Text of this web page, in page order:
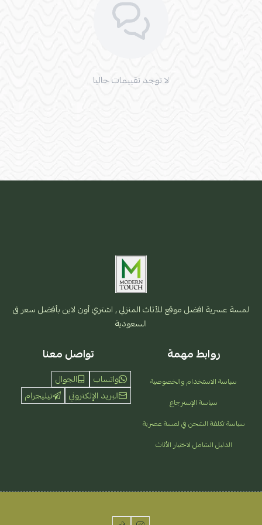
لا توجد تقييمات حاليا
لمسة عسرية افضل موقع للأثاث المنزلي , اشتري أون لاين بأفضل سعر فى
السعودية
روابط مهمة
سياسة الاستخدام والخصوصية
سياسة الإسترجاع
سياسة تكلفة الشحن في لمسة عصرية
الدليل الشامل لاختيار الأثاث
تواصل معنا
واتساب
الجوال
البريد الإلكتروني
تيليجرام